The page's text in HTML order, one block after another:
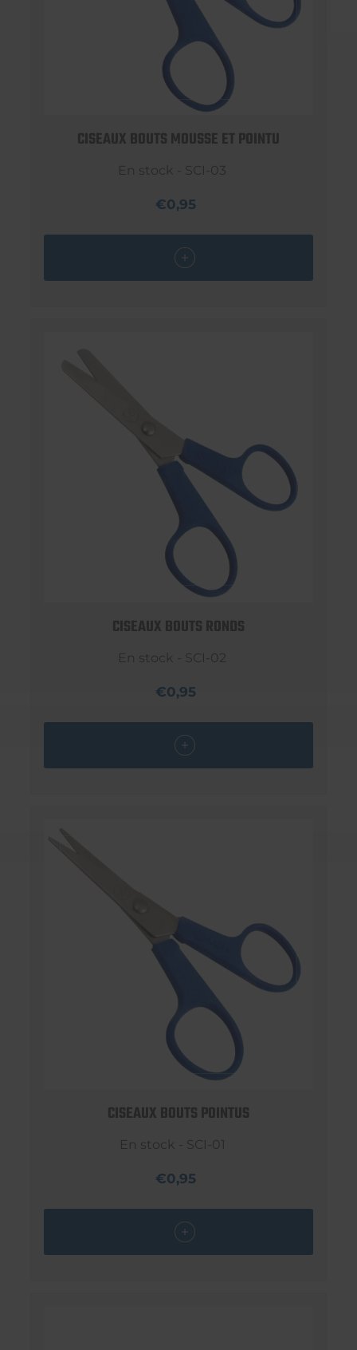
CISEAUX BOUTS MOUSSE ET POINTU
En stock - SCI-03
€0,95
CISEAUX BOUTS RONDS
En stock - SCI-02
€0,95
CISEAUX BOUTS POINTUS
En stock - SCI-01
€0,95